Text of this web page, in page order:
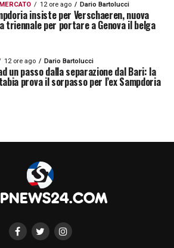
12 ore ago Dario Bartolucci
insiste per Verschaeren, nuova
triennale per portare a Genova il belga
12 ore ago Dario Bartolucci
un passo dalla separazione dal Bari: la
prova il sorpasso per l’ex Sampdoria